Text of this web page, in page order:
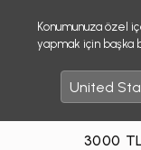
Konumunuza özel
yapmak için başka
3000